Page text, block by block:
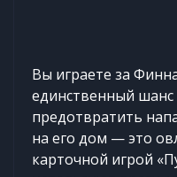
Вы играете за
единственный шанс
предотвратить
на его дом — это
карточной игрой